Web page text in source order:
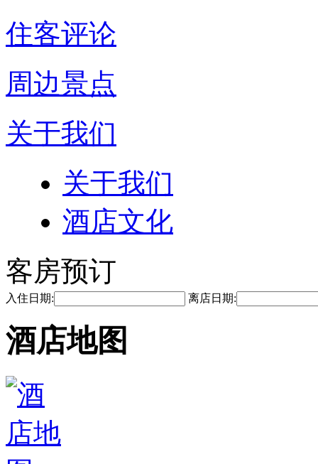
住客评论
周边景点
关于我们
关于我们
酒店文化
客房预订
入住日期: 离店日期:
酒店地图